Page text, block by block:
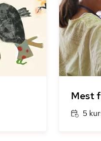
Mest
5